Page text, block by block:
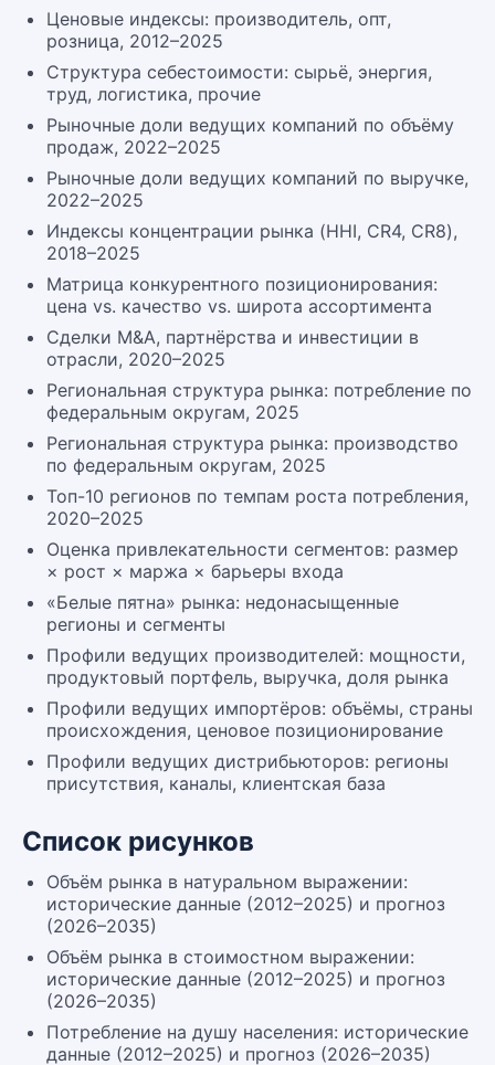
Ценовые индексы: производитель, опт,
розница, 2012–2025
Структура себестоимости: сырьё, энергия,
труд, логистика, прочие
Рыночные доли ведущих компаний по объёму
продаж, 2022–2025
Рыночные доли ведущих компаний по выручке,
2022–2025
Индексы концентрации рынка (HHI, CR4, CR8),
2018–2025
Матрица конкурентного позиционирования:
цена vs. качество vs. широта ассортимента
Сделки M&A, партнёрства и инвестиции в
отрасли, 2020–2025
Региональная структура рынка: потребление по
федеральным округам, 2025
Региональная структура рынка: производство
по федеральным округам, 2025
Топ-10 регионов по темпам роста потребления,
2020–2025
Оценка привлекательности сегментов: размер
× рост × маржа × барьеры входа
«Белые пятна» рынка: недонасыщенные
регионы и сегменты
Профили ведущих производителей: мощности,
продуктовый портфель, выручка, доля рынка
Профили ведущих импортёров: объёмы, страны
происхождения, ценовое позиционирование
Профили ведущих дистрибьюторов: регионы
присутствия, каналы, клиентская база
Список рисунков
Объём рынка в натуральном выражении:
исторические данные (2012–2025) и прогноз
(2026–2035)
Объём рынка в стоимостном выражении:
исторические данные (2012–2025) и прогноз
(2026–2035)
Потребление на душу населения: исторические
данные (2012–2025) и прогноз (2026–2035)